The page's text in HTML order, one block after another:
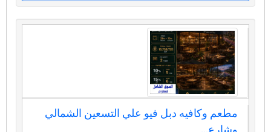
مطعم وكافيه دبل فيو علي التسعين الشمالي
وشارع...